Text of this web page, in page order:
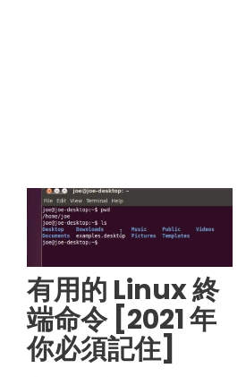
有用的 Linux 終
端命令 [2021 年
你必須記住]